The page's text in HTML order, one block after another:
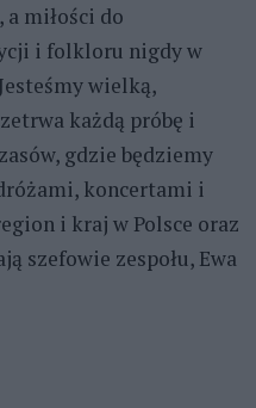
miłości do
i folkloru nigdy w
wielką,
każdą próbę i
gdzie będziemy
koncertami i
i kraj w Polsce oraz
szefowie zespołu, Ewa